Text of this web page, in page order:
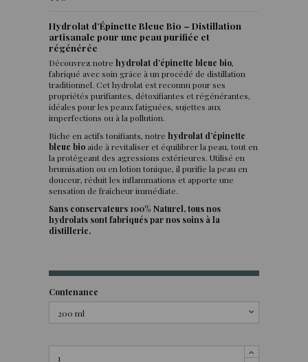
(3 avis)
Hydrolat d’Épinette Bleue Bio – Distillation
artisanale pour une peau purifiée et
régénérée
Découvrez notre hydrolat d’épinette bleue bio,
fabriqué avec soin grâce à un procédé de distillation
traditionnel. Cet hydrolat est reconnu pour ses
propriétés purifiantes, détoxifiantes et régénérantes,
idéales pour les peaux fatiguées, sujettes aux
imperfections ou à la pollution.
Riche en actifs tonifiants, notre hydrolat d’épinette
bleue bio aide à revitaliser et équilibrer la peau, tout en
la protégeant des agressions extérieures. Utilisé en
brumisation ou en lotion tonique, il purifie la peau en
douceur, réduit les inflammations et apporte une
sensation de fraîcheur immédiate.
Sans conservateurs 100% Naturel, tous nos
hydrolats sont fabriqués par nos soins à la
distillerie.
Contenance